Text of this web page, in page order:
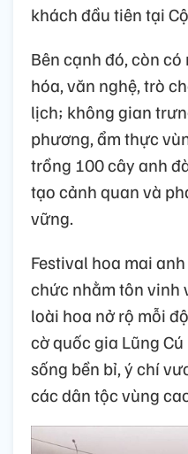
khách đầu tiên tại
Bên cạnh đó, còn
hóa, văn nghệ, trò
lịch; không gian
phương, ẩm thực
trồng 100 cây anh
tạo cảnh quan và
vững.
Festival hoa mai
chức nhằm tôn vinh
loài hoa nở rộ mỗi
cờ quốc gia Lũng
sống bền bỉ, ý chí
các dân tộc vùng